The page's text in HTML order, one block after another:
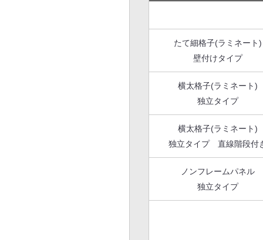
たて細格子(ラミネート)
壁付けタイプ
横太格子(ラミネート)
独立タイプ
横太格子(ラミネート)
独立タイプ 直線階段付
ノンフレームパネル
独立タイプ